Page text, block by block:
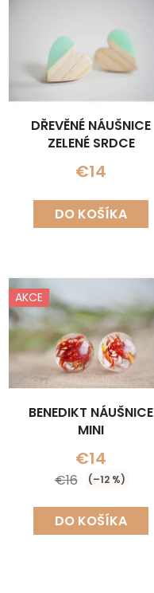
DŘEVĚNÉ NÁUŠNICE
ZELENÉ SRDCE
€14
DO KOŠÍKA
AKCE
BENEDIKT NÁUŠNICE
MINI
€14
€16 (–12 %)
DO KOŠÍKA